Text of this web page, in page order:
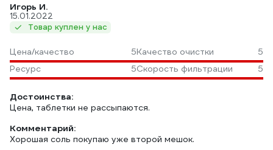
Игорь И.
15.01.2022
Товар куплен у нас
Цена/качество 5Качество очистки
5
Ресурс
5Скорость фильтрации 5
Достоинства:
Цена, таблетки не рассыпаются.
Комментарий:
Хорошая соль покупаю уже второй мешок.